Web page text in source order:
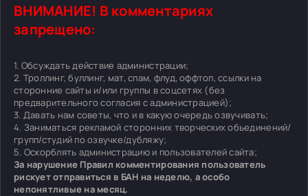
ВНИМАНИЕ! В комментариях
запрещено:
1. Обсуждать действие администрации;
2. Троллинг, буллинг, мат, спам, флуд, оффтоп, ссылки на
сторонние сайты и/или группы в соцсетях (без
предварительного согласия с администрацией);
3. Давать нам советы, что и в какую очередь озвучивать;
4. Заниматься рекламой сторонних творческих объединений/
групп/студий по озвучке/дубляжу;
5. Оскорблять администрацию и пользователей сайта;
За нарушение Правил комментирования пользователь
рискует отправиться в БАН на неделю, а особо
непонятливые на месяц.